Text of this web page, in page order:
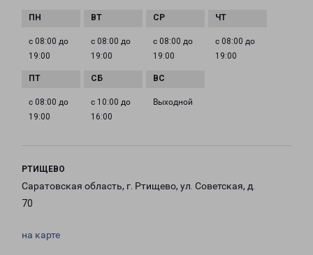
с 08:00 до
19:00
с 08:00 до
19:00
с 08:00 до
19:00
с 08:00 до
19:00
с 08:00 до
19:00
с 10:00 до
16:00
Выходной
РТИЩЕВО
Саратовская область, г. Ртищево, ул. Советская, д.
70
на карте